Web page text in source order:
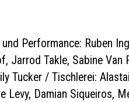
und Performance: Ruben
Jarrod Takle, Sabine
Tucker / Tischlerei:
Levy, Damian Siqueiros,